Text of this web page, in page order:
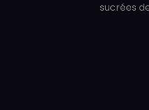
sucrées